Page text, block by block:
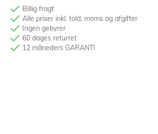
Billig fragt
Alle priser inkl. told, moms og afgifter
Ingen gebyrer
60 dages returret
12 måneders GARANTI